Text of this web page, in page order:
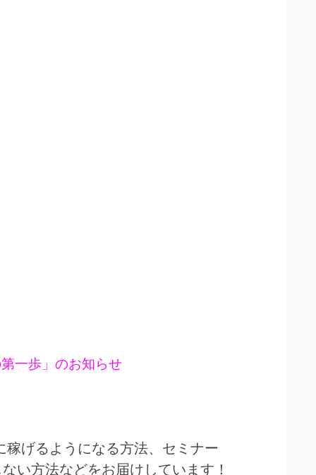
一歩」のお知らせ
げるようになる方法、セミナー
い方法などをお届けしています！